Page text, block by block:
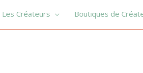
Les Créateurs Boutiques de